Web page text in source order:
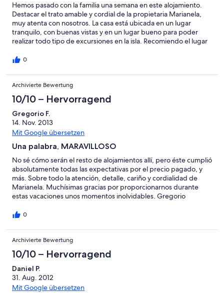
Hemos pasado con la familia una semana en este alojamiento.
Destacar el trato amable y cordial de la propietaria Marianela,
muy atenta con nosotros. La casa está ubicada en un lugar
tranquilo, con buenas vistas y en un lugar bueno para poder
realizar todo tipo de excursiones en la isla. Recomiendo el lugar
alojamiento.
0
Archivierte Bewertung
10/10 – Hervorragend
Gregorio F.
14. Nov. 2013
Mit Google übersetzen
Una palabra, MARAVILLOSO
No sé cómo serán el resto de alojamientos allí, pero éste cumplió
absolutamente todas las expectativas por el precio pagado, y
más. Sobre todo la atención, detalle, cariño y cordialidad de
Marianela. Muchísimas gracias por proporcionarnos durante
estas vacaciones unos momentos inolvidables. Gregorio
0
Archivierte Bewertung
10/10 – Hervorragend
Daniel P.
31. Aug. 2012
Mit Google übersetzen